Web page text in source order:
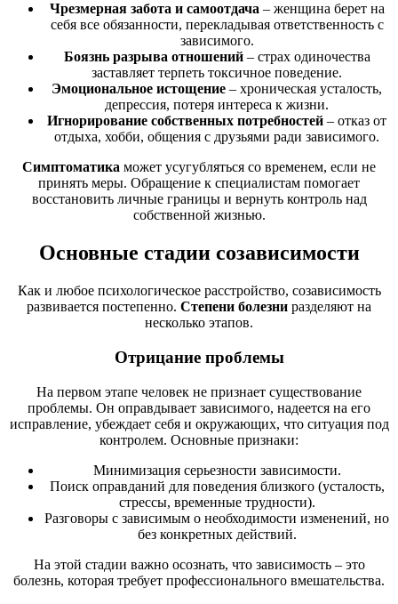
Чрезмерная забота и самоотдача – женщина берет на
себя все обязанности, перекладывая ответственность с
зависимого.
Боязнь разрыва отношений– страх одиночества
заставляет терпеть токсичное поведение.
Эмоциональное истощение – хроническая усталость,
депрессия, потеря интереса к жизни.
Игнорирование собственных потребностей – отказ от
отдыха, хобби, общения с друзьями ради зависимого.
Симптоматика может усугубляться со временем, если не
принять меры. Обращение к специалистам помогает
восстановить личные границы и вернуть контроль над
собственной жизнью.
Основные стадии созависимости
Как и любое психологическое расстройство, созависимость
развивается постепенно. Степени болезни разделяют на
несколько этапов.
Отрицание проблемы
На первом этапе человек не признает существование
проблемы. Он оправдывает зависимого, надеется на его
исправление, убеждает себя и окружающих, что ситуация под
контролем. Основные признаки:
Минимизация серьезности зависимости.
Поиск оправданий для поведения близкого (усталость,
стрессы, временные трудности).
Разговоры с зависимым о необходимости изменений, но
без конкретных действий.
На этой стадии важно осознать, что зависимость – это
болезнь, которая требует профессионального вмешательства.